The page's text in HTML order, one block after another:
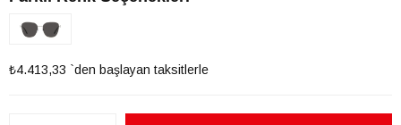
₺4.413,33 `den başlayan taksitlerle